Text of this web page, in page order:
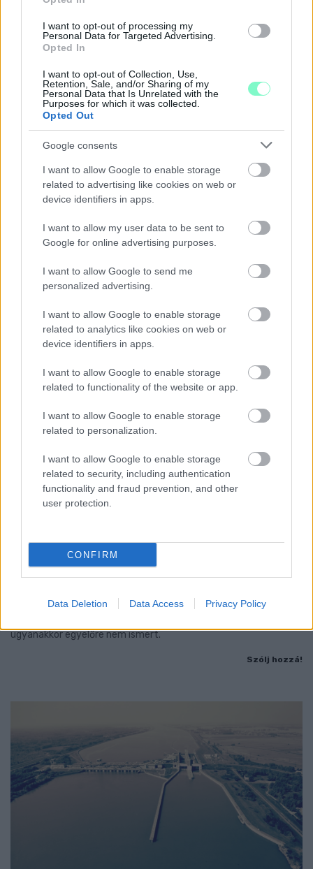
I want to opt-out of processing my
Personal Data for Targeted Advertising.
Opted In
I want to opt-out of Collection, Use,
Retention, Sale, and/or Sharing of my
Personal Data that Is Unrelated with the
Purposes for which it was collected.
Opted Out
Google consents
I want to allow Google to enable storage
related to advertising like cookies on web or
device identifiers in apps.
I want to allow my user data to be sent to
Google for online advertising purposes.
I want to allow Google to send me
personalized advertising.
I want to allow Google to enable storage
related to analytics like cookies on web or
device identifiers in apps.
I want to allow Google to enable storage
related to functionality of the website or app.
I want to allow Google to enable storage
related to personalization.
I want to allow Google to enable storage
related to security, including authentication
functionality and fraud prevention, and other
user protection.
CONFIRM
Data Deletion Data Access Privacy Policy
CZUNYINÉ HARCA A GMAIL ÉS AZ ÖNKÉNY ELLEN
FIÓKJÁT
szolgáltatást használt, hogy megvédje a Fidesz maradékát.
KEDDEN MEGVÁLASZTHATJA AZ
ORSZÁGGYŰLÉS MAGYARORSZÁG ÚJ
KÖZTÁRSASÁGI ELNÖKÉT
A TISZA Párt frakciója kezdeményezte az államfőválasztás
ugyanakkor egyelőre nem ismert.
Szólj hozzá!